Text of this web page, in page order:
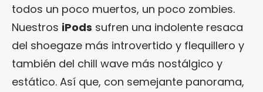
todos un poco muertos, un poco zombies.
Nuestros iPods sufren una indolente resaca
del shoegaze más introvertido y flequillero y
también del chill wave más nostálgico y
estático. Así que, con semejante panorama,